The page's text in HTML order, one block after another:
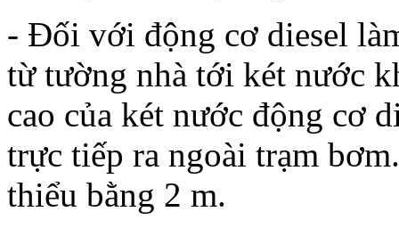
- Đối với động cơ diesel
từ tường nhà tới két nước
cao của két nước động cơ
trực tiếp ra ngoài trạm
thiểu bằng 2 m.